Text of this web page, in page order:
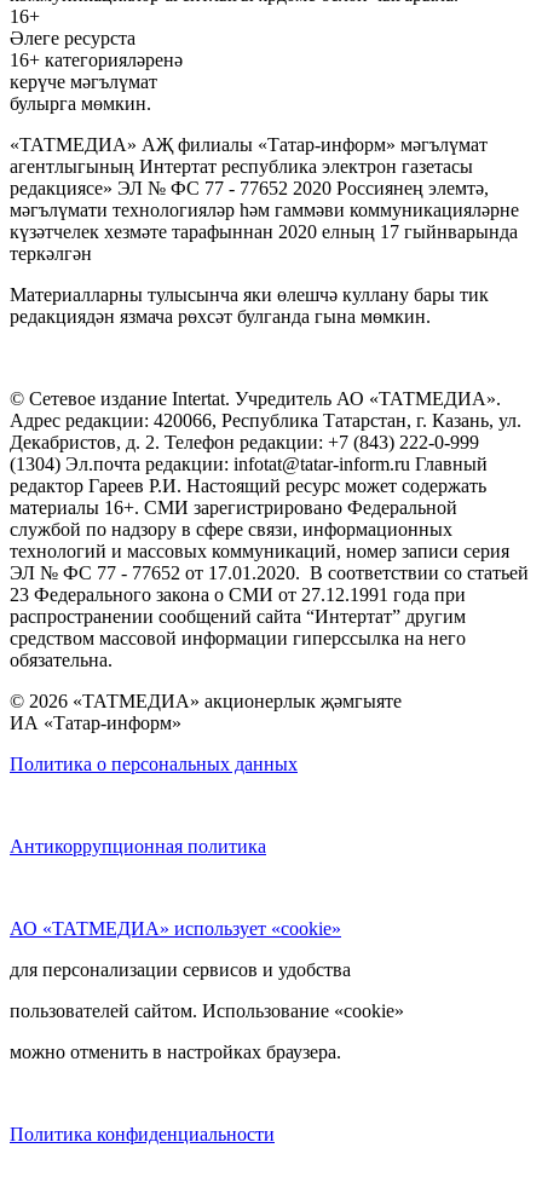
16+
Әлеге ресурста
16+ категорияләренә
керүче мәгълүмат
булырга мөмкин.
«ТАТМЕДИА» АҖ филиалы «Татар-информ» мәгълүмат
агентлыгының Интертат республика электрон газетасы
редакциясе» ЭЛ № ФС 77 - 77652 2020 Россиянең элемтә,
мәгълүмати технологияләр һәм гаммәви коммуникацияләрне
күзәтчелек хезмәте тарафыннан 2020 елның 17 гыйнварында
теркәлгән
Материалларны тулысынча яки өлешчә куллану бары тик
редакциядән язмача рөхсәт булганда гына мөмкин.
© Сетевое издание Intertat. Учредитель АО «ТАТМЕДИА».
Адрес редакции: 420066, Республика Татарстан, г. Казань, ул.
Декабристов, д. 2. Телефон редакции: +7 (843) 222-0-999
(1304) Эл.почта редакции: infotat@tatar-inform.ru Главный
редактор Гареев Р.И. Настоящий ресурс может содержать
материалы 16+. СМИ зарегистрировано Федеральной
службой по надзору в сфере связи, информационных
технологий и массовых коммуникаций, номер записи серия
ЭЛ № ФС 77 - 77652 от 17.01.2020. В соответствии со статьей
23 Федерального закона о СМИ от 27.12.1991 года при
распространении сообщений сайта “Интертат” другим
средством массовой информации гиперссылка на него
обязательна.
© 2026 «ТАТМЕДИА» акционерлык җәмгыяте
ИА «Татар-информ»
Политика о персональных данных
Антикоррупционная политика
АО «ТАТМЕДИА» использует «cookie»
для персонализации сервисов и удобства
пользователей сайтом. Использование «cookie»
можно отменить в настройках браузера.
Политика конфиденциальности